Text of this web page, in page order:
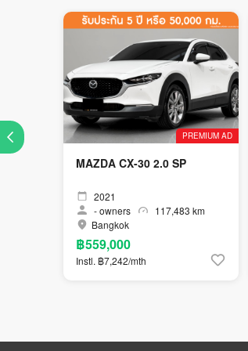
PREMIUM AD
MAZDA CX-30 2.0 SP
2021
-owners
117,483 km
Bangkok
฿559,000
Instl. ฿7,242/mth